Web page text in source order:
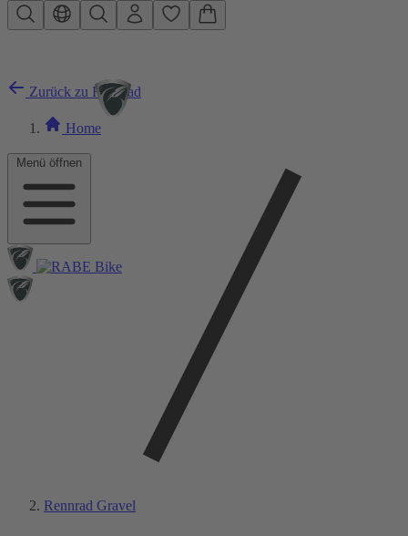
Zum Hauptinhalt springen
Menü öffnen
Zurück zu Rennrad
Home
Rennrad Gravel